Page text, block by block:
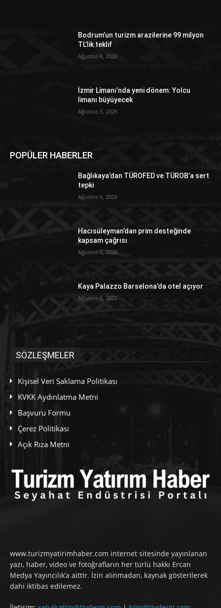
Bodrum’un turizm arazilerine 99 milyon
TL’lik teklif
Ağustos 6, 2026
İzmir Limanı’nda yeni dönem: Yolcu
limanı büyüyecek
Ağustos 5, 2026
POPÜLER HABERLER
Bağlıkaya’dan TÜROFED ve TÜROB’a sert
tepki
Ağustos 6, 2026
Hacısüleyman’dan prim desteğinde
kapsam çağrısı
Ağustos 6, 2026
Kaya Palazzo Barselona’da otel açıyor
Ağustos 6, 2026
SÖZLEŞMELER
Kişisel Veri Saklama Politikası
KVKK Aydınlatma Metni
Başvuru Formu
Çerez Politikası
Açık Rıza Metni
www.turizmyatirimhaber.com internet sitesinde yayınlanan
yazı, haber, video ve fotoğrafların her türlü hakkı Ercan
Medya Yayıncılık’a aittir. İzin alınmadan, kaynak gösterilerek
dahi iktibas edilemez.